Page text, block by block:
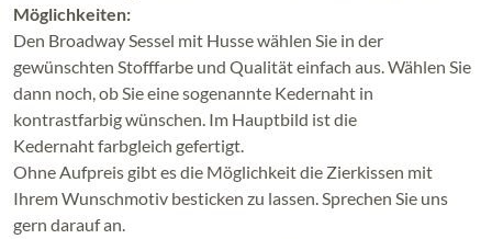
Möglichkeiten:
Den Broadway Sessel mit Husse wählen Sie in der
gewünschten Stofffarbe und Qualität einfach aus. Wählen Sie
dann noch, ob Sie eine sogenannte Kedernaht in
kontrastfarbig wünschen. Im Hauptbild ist die
Kedernaht farbgleich gefertigt.
Ohne Aufpreis gibt es die Möglichkeit die Zierkissen mit
Ihrem Wunschmotiv besticken zu lassen. Sprechen Sie uns
gern darauf an.